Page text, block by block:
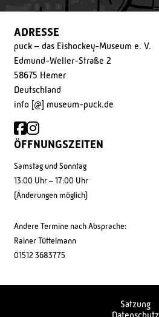
ADRESSE
puck – das Eishockey-Museum e. V.
Edmund-Weller-Straße 2
58675 Hemer
Deutschland
info [@] museum-puck.de
ÖFFNUNGSZEITEN
Samstag und Sonntag
13:00 Uhr – 17:00 Uhr
(Änderungen möglich)
Andere Termine nach Absprache:
Rainer Tüttelmann
01512 3683775
Satzung
Datenschutz